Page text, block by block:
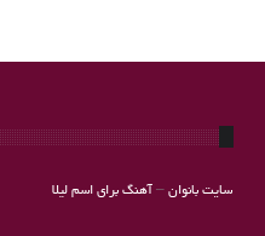
سایت بانوان– آهنگ برای اسم لیلا